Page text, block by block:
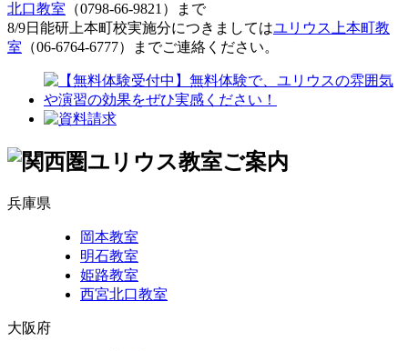
北口教室 （0798-66-9821）まで
8/9日能研上本町校実施分につきましてはユリウス上本町教
室 （06-6764-6777）までご連絡ください。
兵庫県
岡本教室
明石教室
姫路教室
西宮北口教室
大阪府